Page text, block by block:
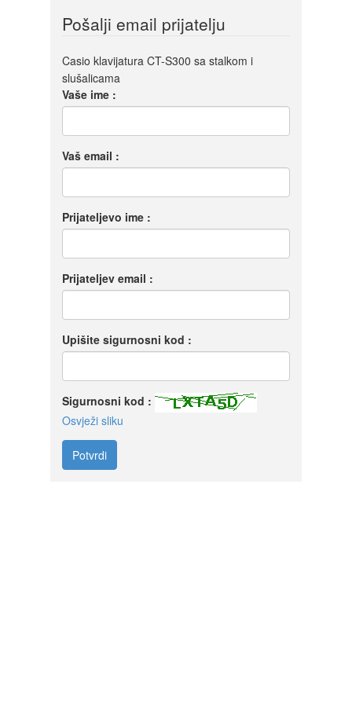
Pošalji email prijatelju
Casio klavijatura CT-S300 sa stalkom i
slušalicama
Vaše ime :
Vaš email :
Prijateljevo ime :
Prijateljev email :
Upišite sigurnosni kod :
Sigurnosni kod :
Osvježi sliku